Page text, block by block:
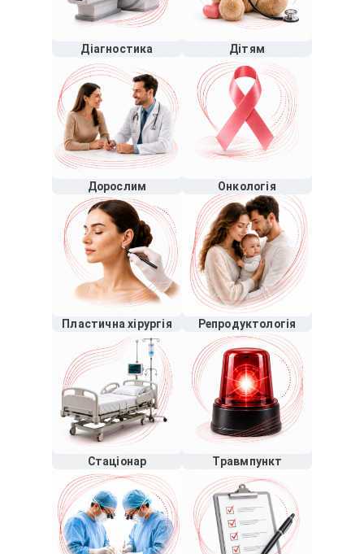
Діагностика Дітям
Дорослим Онкологія
Пластична хірургія Репродуктологія
Стаціонар Травмпункт